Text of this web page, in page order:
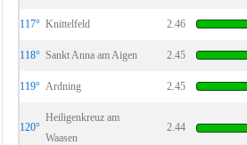
117° Knittelfeld 2.46
118° Sankt Anna am Aigen 2.45
119° Ardning 2.45
120°
Heiligenkreuz am
Waasen
2.44